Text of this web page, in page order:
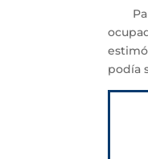
Para
podía